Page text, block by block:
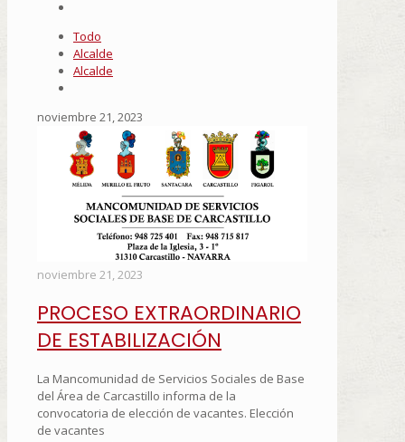
Todo
Alcalde
Alcalde
noviembre 21, 2023
noviembre 21, 2023
PROCESO EXTRAORDINARIO
DE ESTABILIZACIÓN
La Mancomunidad de Servicios Sociales de Base
del Área de Carcastillo informa de la
convocatoria de elección de vacantes. Elección
de vacantes